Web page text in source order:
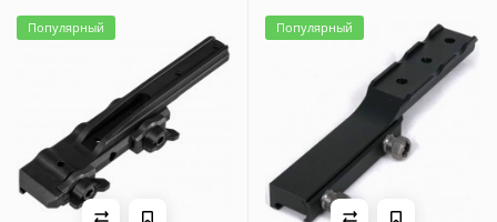
Популярный Популярный